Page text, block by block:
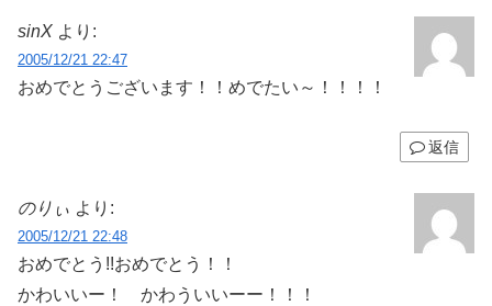
sinX より:
2005/12/21 22:47
おめでとうございます！！めでたい～！！！！
返信
のりぃ より:
2005/12/21 22:48
おめでとう!!おめでとう！！
かわいいー！ かわういいーー！！！